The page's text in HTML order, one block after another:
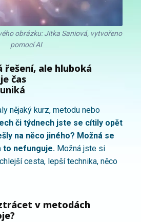
obrázku: Jitka Saniová, vytvořeno
pomocí AI
řešení, ale hluboká
čas
nějaký kurz, metodu nebo
či týdnech jste se cítily opět
na něco jiného? Možná se
to nefunguje. Možná jste si
cesta, lepší technika, něco
v metodách